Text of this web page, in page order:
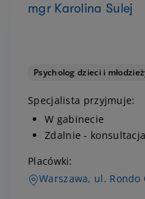
mgr Karolina Sulej
Psycholog dzieci i
Specjalista przyjmuje:
W gabinecie
Zdalnie -
Placówki:
Warszawa, ul. Rondo